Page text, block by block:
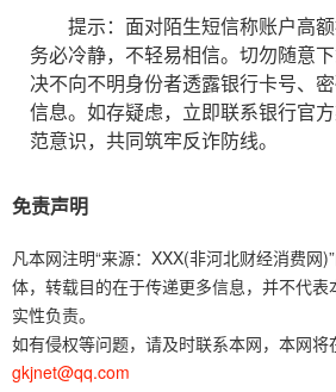
提示：面对陌生短信称账户高额
务必冷静，不轻易相信。切勿随意
决不向不明身份者透露银行卡号、
信息。如存疑虑，立即联系银行官
范意识，共同筑牢反诈防线。
免责声明
凡本网注明“来源：XXX(非河北财经消费网
体，转载目的在于传递更多信息，并不代
实性负责。
如有侵权等问题，请及时联系本网，本网将
gkjnet@qq.com